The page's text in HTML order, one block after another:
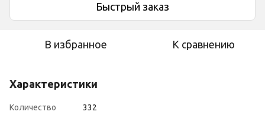
Быстрый заказ
В избранное К сравнению
Характеристики
Количество
332